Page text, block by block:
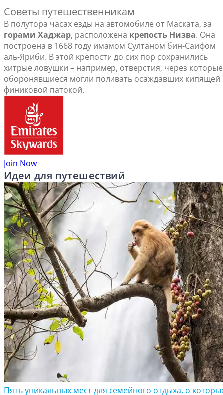
Советы путешественникам
В полутора часах езды на автомобиле от Маската, за
горами Хаджар, расположена крепость Низва. Она
построена в 1668 году имамом Султаном бин-Саифом
аль-Яриби. В этой крепости до сих пор сохранились
хитрые ловушки – например, отверстия, через которые
оборонявшиеся могли поливать осаждавших кипящей
финиковой патокой.
Join Now
Идеи для путешествий
Пять уникальных мест для семейного отдыха, о